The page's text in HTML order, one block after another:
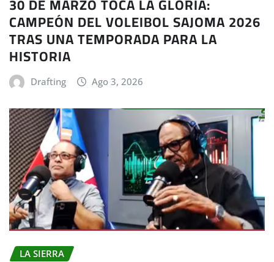
CAMPEÓN DEL VOLEIBOL SAJOMA 2026
TRAS UNA TEMPORADA PARA LA
HISTORIA
Drafting Ago 3, 2026
LA SIERRA